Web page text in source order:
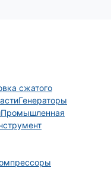
сжатого
Генераторы
Промышленная